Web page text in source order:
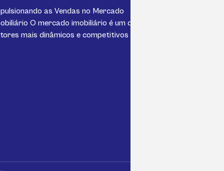
as Vendas no Mercado
mercado imobiliário é um dos
mais dinâmicos e competitivos da